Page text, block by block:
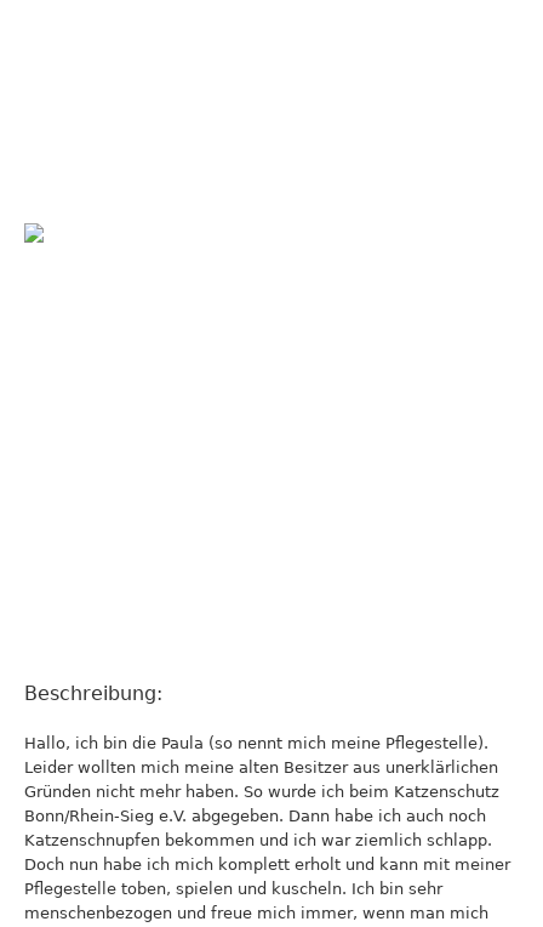
Beschreibung:
Hallo, ich bin die Paula (so nennt mich meine Pflegestelle).
Leider wollten mich meine alten Besitzer aus unerklärlichen
Gründen nicht mehr haben. So wurde ich beim Katzenschutz
Bonn/Rhein-Sieg e.V. abgegeben. Dann habe ich auch noch
Katzenschnupfen bekommen und ich war ziemlich schlapp.
Doch nun habe ich mich komplett erholt und kann mit meiner
Pflegestelle toben, spielen und kuscheln. Ich bin sehr
menschenbezogen und freue mich immer, wenn man mich